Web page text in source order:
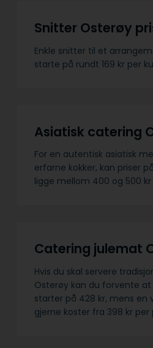
Snitter Osterøy
Enkle snitter til et
starte på rundt 169 kr per
Asiatisk catering
For en autentisk asiatisk
erfarne kokker, kan priser
ligge mellom 400 og 500 kr
Catering julemat
Hvis du skal servere
Osterøy kan du forvente
starter på 428 kr, mens en
gjerne koster fra 398 kr per